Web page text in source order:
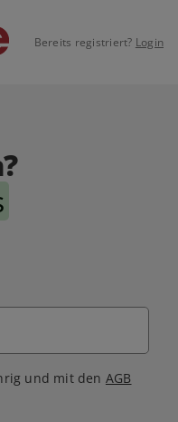
Bereits registriert? Login
und mit den AGB